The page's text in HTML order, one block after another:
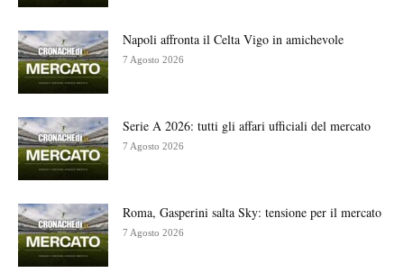
Napoli affronta il Celta Vigo in amichevole
7 Agosto 2026
Serie A 2026: tutti gli affari ufficiali del mercato
7 Agosto 2026
Roma, Gasperini salta Sky: tensione per il mercato
7 Agosto 2026